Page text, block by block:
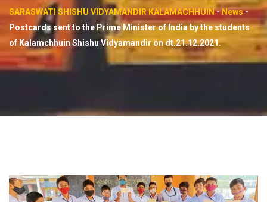
SARASWATI SHISHU VIDYAMANDIR KALAMACHHUIN-News-
Postcards sent to the Prime Minister of India by the students
of Kalamchhuin Shishu Vidyamandir on dt.21.12.2021.